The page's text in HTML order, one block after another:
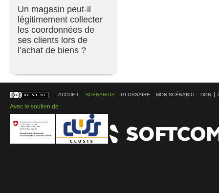
Un magasin peut-il
légitimement collecter
les coordonnées de
ses clients lors de
l’achat de biens ?
ACCUEIL SCÉNARIOS GLOSSAIRE MON SCÉNARIO DON
Avec le soutien de :